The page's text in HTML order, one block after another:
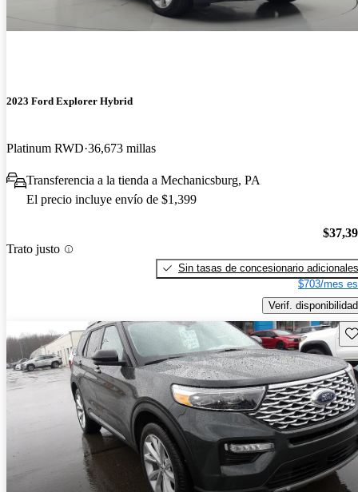
2023 Ford Explorer Hybrid
Platinum RWD 36,673 millas
Transferencia a la tienda a Mechanicsburg, PA
El precio incluye envío de $1,399
Trato justo
Sin tasas de concesionario adicionales
$703/mes
Verif. disponibilidad